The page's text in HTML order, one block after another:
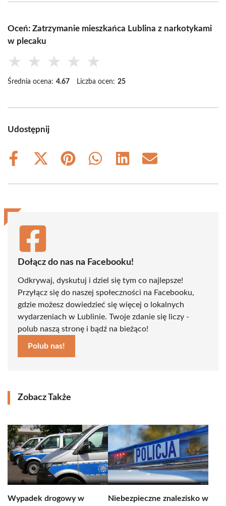
Oceń: Zatrzymanie mieszkańca Lublina z narkotykami
w plecaku
★ ★ ★ ★ ★
Średnia ocena: 4.67 Liczba ocen: 25
Udostępnij
Share
Share
(Twitter)
Share
Share
Share
Share
Dołącz do nas na Facebooku!
Odkrywaj, dyskutuj i dziel się tym co najlepsze!
Przyłącz się do naszej społeczności na Facebooku,
gdzie możesz dowiedzieć się więcej o lokalnych
wydarzeniach w Lublinie. Twoje zdanie się liczy -
polub naszą stronę i bądź na bieżąco!
Polub nas!
Zobacz Także
Wypadek drogowy w Niebezpieczne znalezisko w